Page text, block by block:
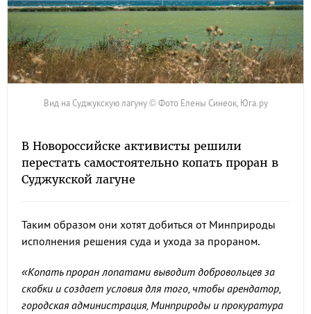
Вид на Суджукскую лагуну © Фото Елены Синеок, Юга.ру
В Новороссийске активисты решили
перестать самостоятельно копать проран в
Суджукской лагуне
Таким образом они хотят добиться от Минприроды
исполнения решения суда и ухода за прораном.
«Копать проран лопатами выводит добровольцев за
скобки и создает условия для того, чтобы арендатор,
городская администрация, Минприроды и прокуратура